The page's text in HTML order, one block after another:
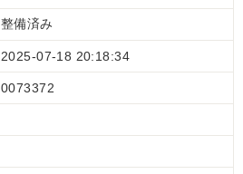
整備済み
2025-07-18 20:18:34
0073372